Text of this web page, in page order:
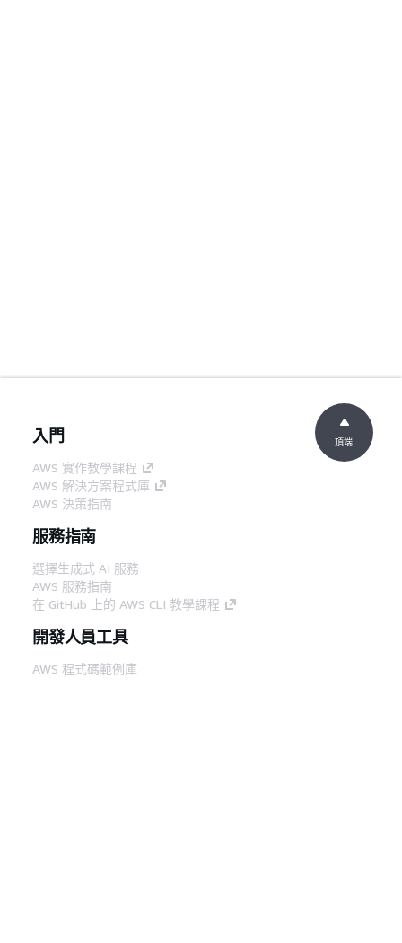
入門
AWS 實作教學課程
AWS 解決方案程式庫
AWS 決策指南
服務指南
選擇生成式 AI 服務
AWS 服務指南
在 GitHub 上的 AWS CLI 教學課程
開發人員工具
AWS 程式碼範例庫
頂端